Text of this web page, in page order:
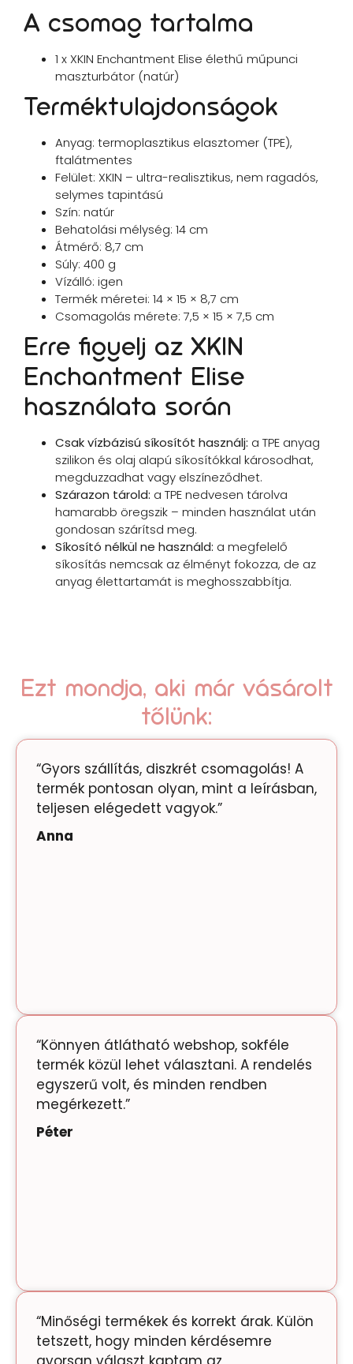
A csomag tartalma
1 x XKIN Enchantment Elise élethű műpunci
maszturbátor (natúr)
Terméktulajdonságok
Anyag: termoplasztikus elasztomer (TPE),
ftalátmentes
Felület: XKIN – ultra-realisztikus, nem ragadós,
selymes tapintású
Szín: natúr
Behatolási mélység: 14 cm
Átmérő: 8,7 cm
Súly: 400 g
Vízálló: igen
Termék méretei: 14 × 15 × 8,7 cm
Csomagolás mérete: 7,5 × 15 × 7,5 cm
Erre figyelj az XKIN
Enchantment Elise
használata során
Csak vízbázisú síkosítót használj: a TPE anyag
szilikon és olaj alapú síkosítókkal károsodhat,
megduzzadhat vagy elszíneződhet.
Szárazon tárold: a TPE nedvesen tárolva
hamarabb öregszik – minden használat után
gondosan szárítsd meg.
Síkosító nélkül ne használd: a megfelelő
síkosítás nemcsak az élményt fokozza, de az
anyag élettartamát is meghosszabbítja.
Ezt mondja, aki már vásárolt
tőlünk:
“Gyors szállítás, diszkrét csomagolás! A
termék pontosan olyan, mint a leírásban,
teljesen elégedett vagyok.”
Anna
“Könnyen átlátható webshop, sokféle
termék közül lehet választani. A rendelés
egyszerű volt, és minden rendben
megérkezett.”
Péter
“Minőségi termékek és korrekt árak. Külön
tetszett, hogy minden kérdésemre